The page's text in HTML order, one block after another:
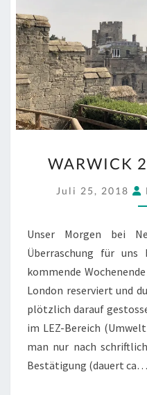
WARWICK
Juli 25, 2018
Unser Morgen bei
Überraschung für
kommende
London reserviert und
plötzlich darauf
im LEZ-Bereich
man nur nach
Bestätigung (dauert